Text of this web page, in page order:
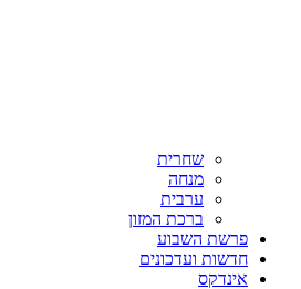
שחרית
מנחה
ערבית
ברכת המזון
פרשת השבוע
חדשות ועדכונים
אינדקס